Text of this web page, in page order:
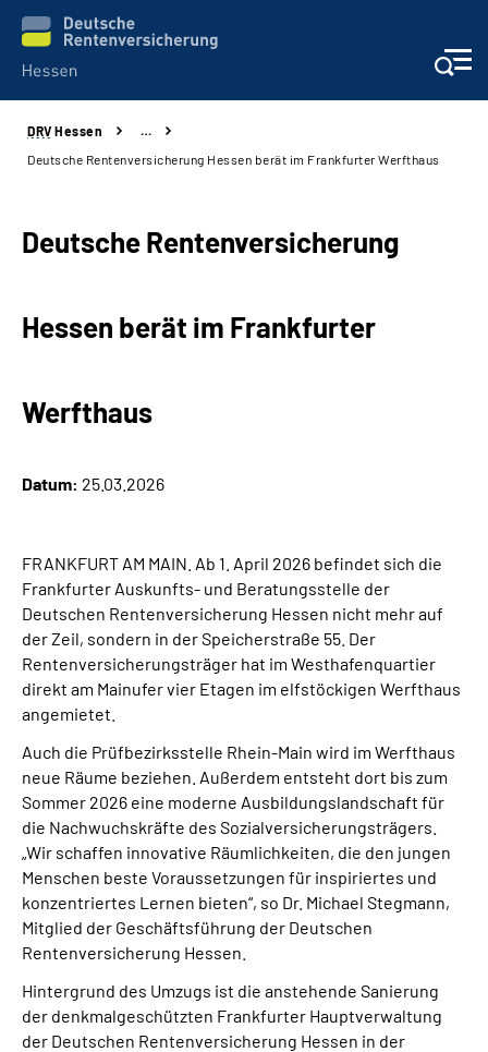
Online-Services
Karriere
Leichte Sprache
Suche
DRV Hessen
…
Deutsche Rentenversicherung Hessen berät im Frankfurter Werfthaus
Deutsche Rentenversicherung
Hessen berät im Frankfurter
Werfthaus
Datum: 25.03.2026
FRANKFURT AM MAIN. Ab 1. April 2026 befindet sich die
Frankfurter Auskunfts- und Beratungsstelle der
Deutschen Rentenversicherung Hessen nicht mehr auf
der Zeil, sondern in der Speicherstraße 55. Der
Rentenversicherungsträger hat im Westhafenquartier
direkt am Mainufer vier Etagen im elfstöckigen Werfthaus
angemietet.
Auch die Prüfbezirksstelle Rhein-Main wird im Werfthaus
neue Räume beziehen. Außerdem entsteht dort bis zum
Sommer 2026 eine moderne Ausbildungslandschaft für
die Nachwuchskräfte des Sozialversicherungsträgers.
„Wir schaffen innovative Räumlichkeiten, die den jungen
Menschen beste Voraussetzungen für inspiriertes und
konzentriertes Lernen bieten“, so Dr. Michael Stegmann,
Mitglied der Geschäftsführung der Deutschen
Rentenversicherung Hessen.
Hintergrund des Umzugs ist die anstehende Sanierung
der denkmalgeschützten Frankfurter Hauptverwaltung
der Deutschen Rentenversicherung Hessen in der